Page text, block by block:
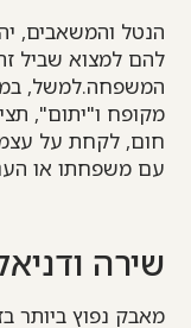
הנטל והמשאבים,
להם למצוא שביל
המשפחה.למשל,
מקופח ו"יתום",
חום, לקחת על
עם משפחתו או
שירה
מאבק נפוץ ביותר